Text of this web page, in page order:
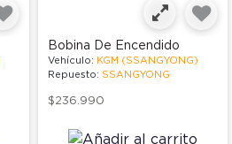
Bobina De Encendido
Vehículo: KGM (SSANGYONG)
Repuesto: SSANGYONG
$236.990